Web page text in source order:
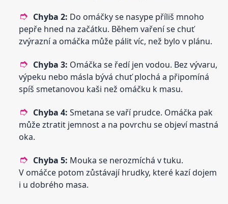
Chyba 2: Do omáčky se nasype příliš mnoho
pepře hned na začátku. Během vaření se chuť
zvýrazní a omáčka může pálit víc, než bylo v plánu.
Chyba 3: Omáčka se ředí jen vodou. Bez vývaru,
výpeku nebo másla bývá chuť plochá a připomíná
spíš smetanovou kaši než omáčku k masu.
Chyba 4: Smetana se vaří prudce. Omáčka pak
může ztratit jemnost a na povrchu se objeví mastná
oka.
Chyba 5: Mouka se nerozmíchá v tuku.
V omáčce potom zůstávají hrudky, které kazí dojem
i u dobrého masa.